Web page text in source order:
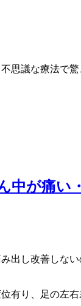
思議な療法で驚
が痛い
出し改善しな
り、足の左